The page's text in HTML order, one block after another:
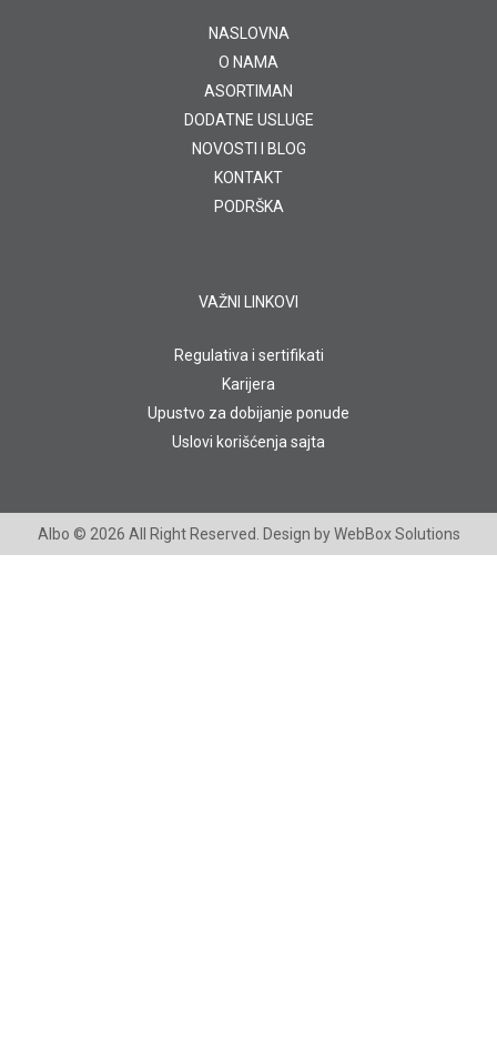
NASLOVNA
O NAMA
ASORTIMAN
DODATNE USLUGE
NOVOSTI I BLOG
KONTAKT
PODRŠKA
VAŽNI LINKOVI
Regulativa i sertifikati
Karijera
Upustvo za dobijanje ponude
Uslovi korišćenja sajta
Albo © 2026 All Right Reserved. Design byWebBox Solutions